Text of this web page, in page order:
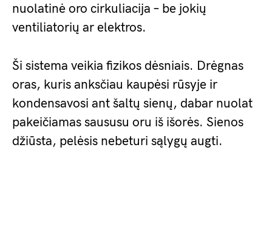
nuolatinė oro cirkuliacija – be jokių
ventiliatorių ar elektros.
Ši sistema veikia fizikos dėsniais. Drėgnas
oras, kuris anksčiau kaupėsi rūsyje ir
kondensavosi ant šaltų sienų, dabar nuolat
pakeičiamas saususu oru iš išorės. Sienos
džiūsta, pelėsis nebeturi sąlygų augti.